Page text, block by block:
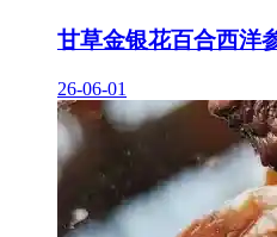
甘草金银花百合西洋
26-06-01